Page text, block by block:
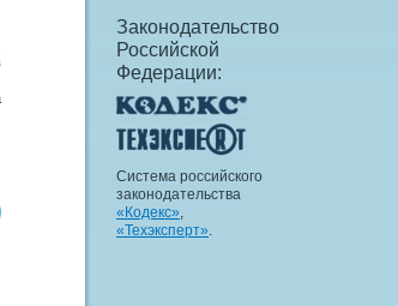
Законодательство
Российской
Федерации:
Система российского
законодательства
«Кодекс»,
«Техэксперт».